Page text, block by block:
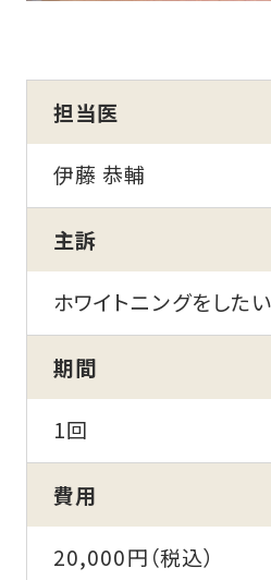
担当医
伊藤 恭輔
主訴
ホワイトニングをしたい
期間
1回
費用
20,000円（税込）